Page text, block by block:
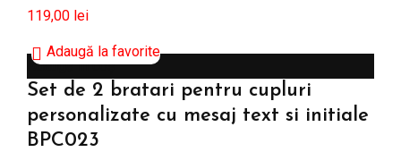
119,00 lei
Adaugă la favorite
Adaugă în coș
Set de 2 bratari pentru cupluri
personalizate cu mesaj text si initiale
BPC023